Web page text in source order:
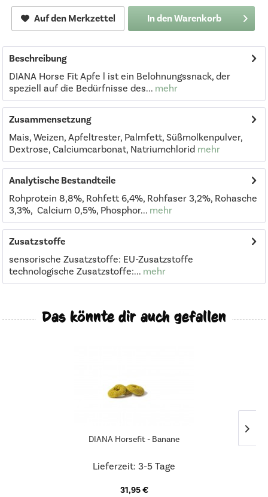
Auf den Merkzettel In denWarenkorb
Beschreibung
DIANA Horse Fit Apfe l ist ein Belohnungssnack, der
speziell auf die Bedürfnisse des... mehr
Zusammensetzung
Mais, Weizen, Apfeltrester, Palmfett, Süßmolkenpulver,
Dextrose, Calciumcarbonat, Natriumchlorid mehr
Analytische Bestandteile
Rohprotein 8,8%, Rohfett 6,4%, Rohfaser 3,2%, Rohasche
3,3%, Calcium 0,5%, Phosphor... mehr
Zusatzstoffe
sensorische Zusatzstoffe: EU-Zusatzstoffe
technologische Zusatzstoffe:... mehr
Das könnte dir auch gefallen
DIANA Horsefit - Banane
Lieferzeit: 3-5 Tage
31,95 €